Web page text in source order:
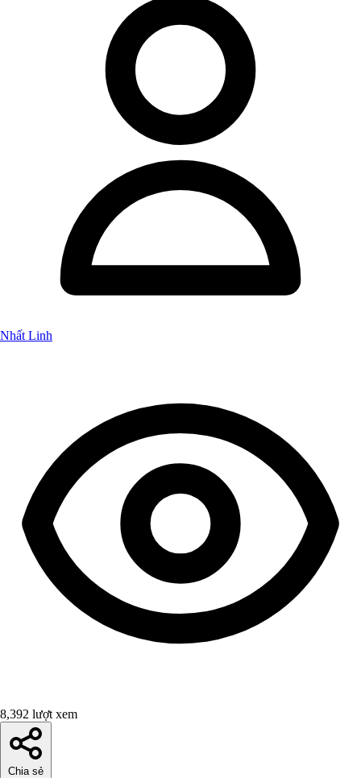
Nhất Linh
8,392 lượt xem
Chia sẻ